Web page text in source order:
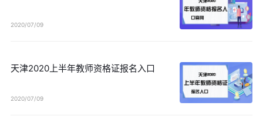
2020/07/09
天津2020上半年教师资格证报名入口
2020/07/09